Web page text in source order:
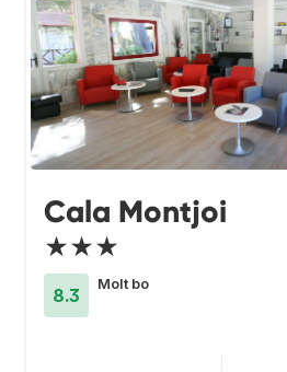
Cala Montjoi
★★★
8.3
Molt bo